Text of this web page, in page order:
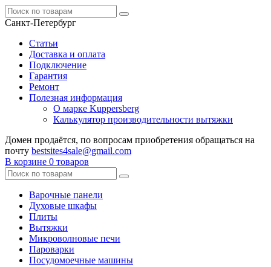
Санкт-Петербург
Статьи
Доставка и оплата
Подключение
Гарантия
Ремонт
Полезная информация
О марке Kuppersberg
Калькулятор производительности вытяжки
Домен продаётся, по вопросам приобретения обращаться на
почту bestsites4sale@gmail.com
В корзине 0 товаров
Варочные панели
Духовые шкафы
Плиты
Вытяжки
Микроволновые печи
Пароварки
Посудомоечные машины